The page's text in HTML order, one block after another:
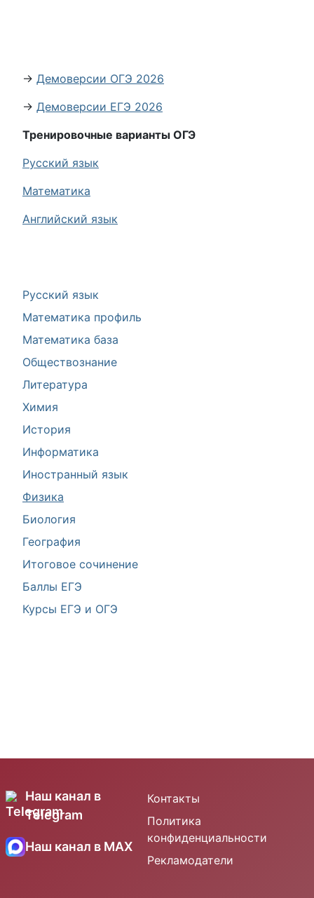
Русский язык
Математика профиль
Математика база
Обществознание
Литература
Химия
История
Информатика
Иностранный язык
Физика
Биология
География
Итоговое сочинение
Баллы ЕГЭ
Курсы ЕГЭ и ОГЭ
→ Демоверсии ОГЭ 2026
→ Демоверсии ЕГЭ 2026
Тренировочные варианты ОГЭ
Русский язык
Математика
Английский язык
Наш канал в
Telegram
Наш канал в MAX
Контакты
Политика
конфиденциальности
Рекламодатели